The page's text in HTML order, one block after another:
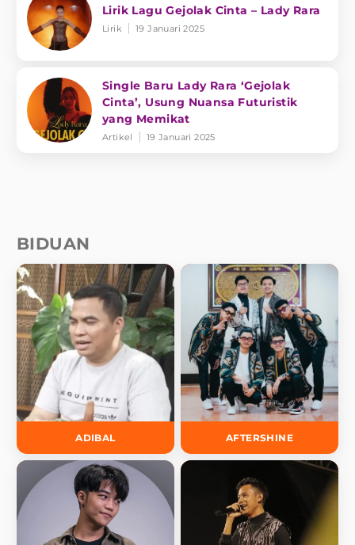
Lirik Lagu Gejolak Cinta – Lady Rara
Lirik 19 Januari 2025
Single Baru Lady Rara ‘Gejolak
Cinta’, Usung Nuansa Futuristik
yang Memikat
Artikel 19 Januari 2025
BIDUAN
ADIBAL AFTERSHINE